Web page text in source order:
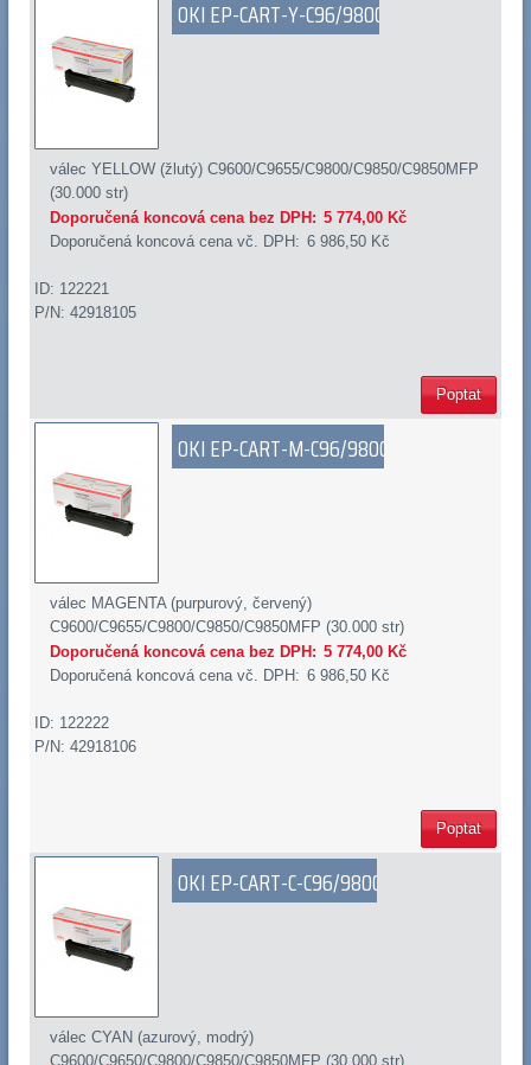
OKI EP-CART-Y-C96/9800
válec YELLOW (žlutý) C9600/C9655/C9800/C9850/C9850MFP
(30.000 str)
Doporučená koncová cena bez DPH: 5 774,00 Kč
Doporučená koncová cena vč. DPH: 6 986,50 Kč
ID: 122221
P/N: 42918105
Poptat
OKI EP-CART-M-C96/9800
válec MAGENTA (purpurový, červený)
C9600/C9655/C9800/C9850/C9850MFP (30.000 str)
Doporučená koncová cena bez DPH: 5 774,00 Kč
Doporučená koncová cena vč. DPH: 6 986,50 Kč
ID: 122222
P/N: 42918106
Poptat
OKI EP-CART-C-C96/9800
válec CYAN (azurový, modrý)
C9600/C9650/C9800/C9850/C9850MFP (30.000 str)